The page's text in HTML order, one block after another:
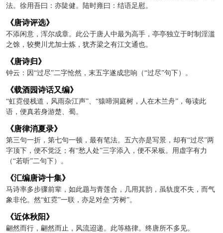
法。徐用吾曰：亦陡健。陆时雍曰：结语足慰。
《唐诗评选》
不添闲意，浑尔成章。此公于唐人中最为高手，亭亭独立于时制淫滥
之馀，较樊川尤加士炼，犹齐梁之有江文通也。
《唐诗归》
钟云：因“过尽”二字怆然，末五字遂成悲响（“过尽”句下）。
《载酒园诗话又编》
“虹霓侵栈道，风雨杂江声”、“猿啼洞庭树，人在木兰舟”，每读此
语，便真若身游楚、蜀。
《唐律消夏录》
第三句一折，第七句一顿，最有笔法。五六亦是写景，却有“过尽”两
字顶下，便不觉泛；有“愁人处”三字添入，便不呆板。用虚字有力
（“若听”二句下）。
《汇编唐诗十集》
马诗率多步骤前辈，如此题与青莲合，几用其韵，虽轨度不失，而气
象非伦。然“虹霓”一联，亦足对垒“芳树”。
《近体秋阳》
翩然而行，翩然而止，风流迢递。此等格律。终唐所不多见。